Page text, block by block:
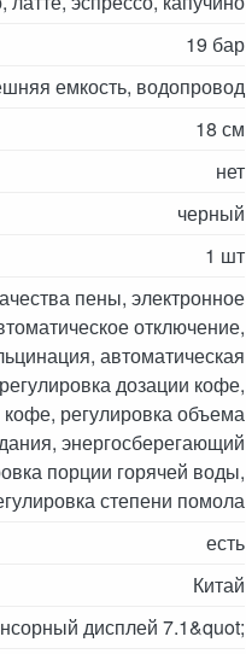
19 бар
емкость, водопровод
18 см
нет
черный
1 шт
пены, электронное
отключение,
автоматическая
дозации кофе,
кофе, регулировка объема
энергосберегающий
порции горячей воды,
степени помола
есть
Китай
дисплей 7.1&quot;